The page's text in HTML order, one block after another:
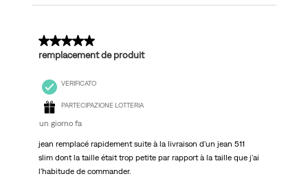
5 su 5 stelle.
remplacement de produit
VERIFICATO
PARTECIPAZIONE LOTTERIA
un giorno fa
jean remplacé rapidement suite à la livraison d'un jean 511
slim dont la taille était trop petite par rapport à la taille que j'ai
l'habitude de commander.